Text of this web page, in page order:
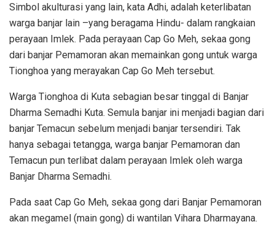
Simbol akulturasi yang lain, kata Adhi, adalah keterlibatan
warga banjar lain –yang beragama Hindu- dalam rangkaian
perayaan Imlek. Pada perayaan Cap Go Meh, sekaa gong
dari banjar Pemamoran akan memainkan gong untuk warga
Tionghoa yang merayakan Cap Go Meh tersebut.
Warga Tionghoa di Kuta sebagian besar tinggal di Banjar
Dharma Semadhi Kuta. Semula banjar ini menjadi bagian dari
banjar Temacun sebelum menjadi banjar tersendiri. Tak
hanya sebagai tetangga, warga banjar Pemamoran dan
Temacun pun terlibat dalam perayaan Imlek oleh warga
Banjar Dharma Semadhi.
Pada saat Cap Go Meh, sekaa gong dari Banjar Pemamoran
akan megamel (main gong) di wantilan Vihara Dharmayana.